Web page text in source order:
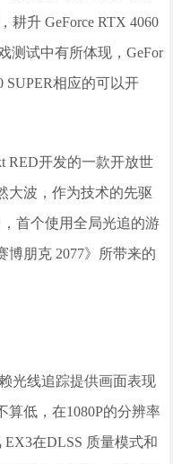
耕升 GeForce RTX 4060
测试中有所体现，GeFor
SUPER相应的可以开
RED开发的一款开放世
大波，作为技术的先驱
，首个使用全局光追的游
博朋克 2077》所带来的
光线追踪提供画面表现
算低，在1080P的分辨率
EX3在DLSS 质量模式和